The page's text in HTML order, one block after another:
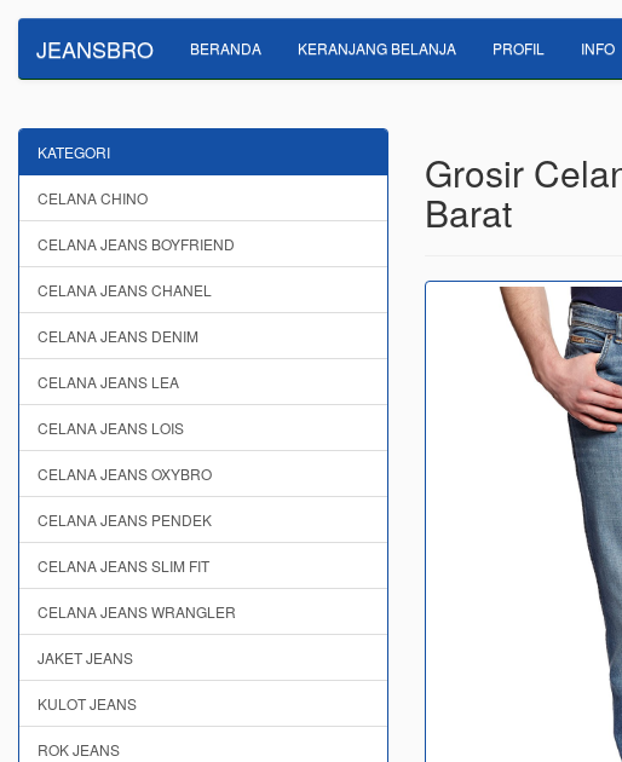
JEANSBRO BERANDA KERANJANG BELANJA PROFIL INFO
Grosir
Barat
KATEGORI
CELANA CHINO
CELANA JEANS BOYFRIEND
CELANA JEANS CHANEL
CELANA JEANS DENIM
CELANA JEANS LEA
CELANA JEANS LOIS
CELANA JEANS OXYBRO
CELANA JEANS PENDEK
CELANA JEANS SLIM FIT
CELANA JEANS WRANGLER
JAKET JEANS
KULOT JEANS
ROK JEANS